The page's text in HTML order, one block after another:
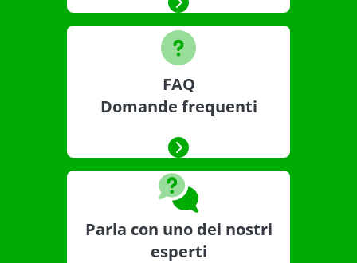
FAQ
Domande frequenti
Parla con uno dei nostri
esperti